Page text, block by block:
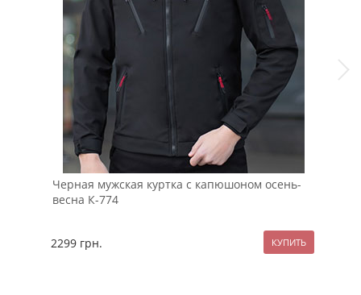
Черная мужская куртка с капюшоном осень-
весна К-774
2299 грн.